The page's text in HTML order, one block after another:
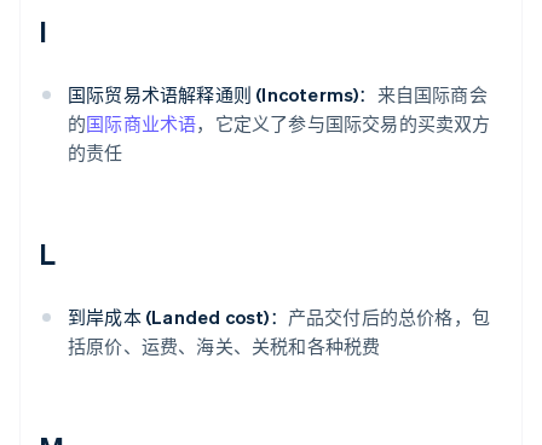
I
国际贸易术语解释通则 (Incoterms)： 来自国际商会
的国际商业术语，它定义了参与国际交易的买卖双方
的责任
L
到岸成本 (Landed cost)： 产品交付后的总价格，包
括原价、运费、海关、关税和各种税费